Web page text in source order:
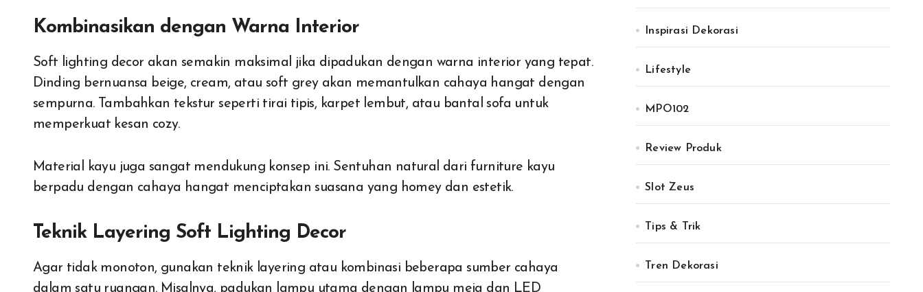
Kombinasikan dengan Warna Interior
Soft lighting decor akan semakin maksimal jika dipadukan dengan warna interior yang tepat.
Dinding bernuansa beige, cream, atau soft grey akan memantulkan cahaya hangat dengan
sempurna. Tambahkan tekstur seperti tirai tipis, karpet lembut, atau bantal sofa untuk
memperkuat kesan cozy.
Material kayu juga sangat mendukung konsep ini. Sentuhan natural dari furniture kayu
berpadu dengan cahaya hangat menciptakan suasana yang homey dan estetik.
Teknik Layering Soft Lighting Decor
Agar tidak monoton, gunakan teknik layering atau kombinasi beberapa sumber cahaya
dalam satu ruangan. Misalnya, padukan lampu utama dengan lampu meja dan LED
Inspirasi Dekorasi
Lifestyle
MPO102
Review Produk
Slot Zeus
Tips & Trik
Tren Dekorasi